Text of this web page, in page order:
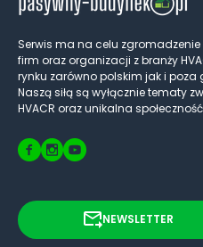
Serwis ma na celu
firm oraz organizacji z branży
rynku zarówno polskim jak i
Naszą siłą są wyłącznie tematy
HVACR oraz unikalna
NEWSLETTER